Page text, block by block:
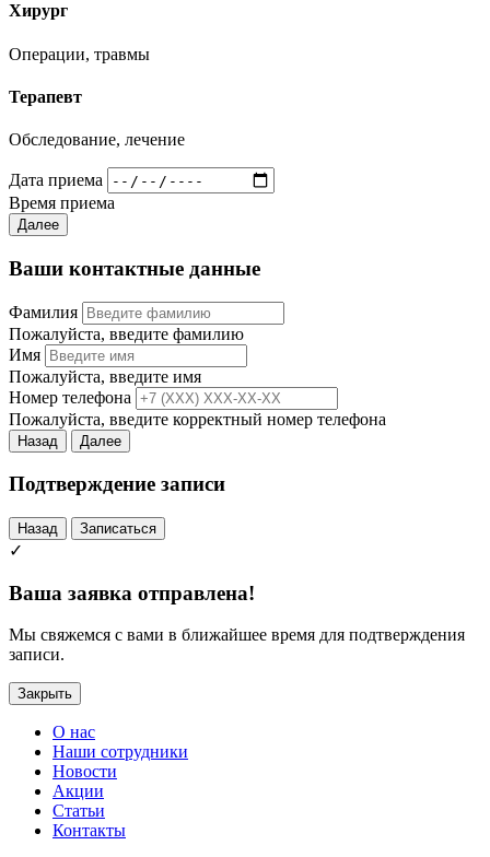
Хирург
Операции, травмы
Терапевт
Обследование, лечение
Дата приема
Время приема
Далее
Ваши контактные данные
Фамилия
Пожалуйста, введите фамилию
Имя
Пожалуйста, введите имя
Номер телефона
Пожалуйста, введите корректный номер телефона
Назад Далее
Подтверждение записи
Назад Записаться
✓
Ваша заявка отправлена!
Мы свяжемся с вами в ближайшее время для подтверждения
записи.
Закрыть
О нас
Наши сотрудники
Новости
Акции
Статьи
Контакты